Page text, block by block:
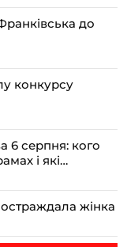
до
конкурсу
6 серпня: кого
і які
жінка